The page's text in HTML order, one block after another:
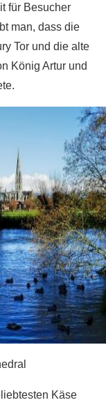
für Besucher
man, dass die
Tor und die alte
König Artur und
Käse